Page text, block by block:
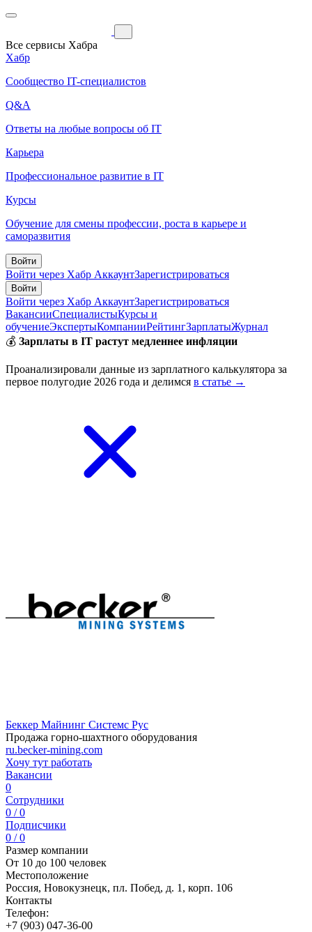
Все сервисы Хабра
Хабр
Сообщество IT-специалистов
Q&A
Ответы на любые вопросы об IT
Карьера
Профессиональное развитие в IT
Курсы
Обучение для смены профессии, роста в карьере и
саморазвития
Войти
Войти через Хабр АккаунтЗарегистрироваться
Войти
Войти через Хабр АккаунтЗарегистрироваться
ВакансииСпециалистыКурсы и
обучениеЭкспертыКомпанииРейтингЗарплатыЖурнал
💰 Зарплаты в IT растут медленнее инфляции
Проанализировали данные из зарплатного калькулятора за
первое полугодие 2026 года и делимся в статье →
Беккер Майнинг Системс Рус
Продажа горно-шахтного оборудования
ru.becker-mining.com
Хочу тут работать
Вакансии
0
Сотрудники
0 / 0
Подписчики
0 / 0
Размер компании
От 10 до 100 человек
Местоположение
Россия, Новокузнецк, пл. Побед, д. 1, корп. 106
Контакты
Телефон:
+7 (903) 047-36-00